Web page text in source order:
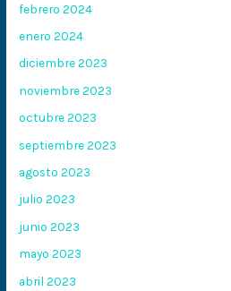
febrero 2024
enero 2024
diciembre 2023
noviembre 2023
octubre 2023
septiembre 2023
agosto 2023
julio 2023
junio 2023
mayo 2023
abril 2023